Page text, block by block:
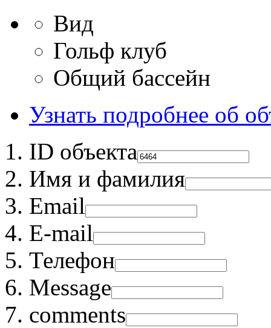
Вид
Гольф клуб
Общий бассейн
Узнать подробнее об
ID объекта
Имя и фамилия
Email
E-mail
Телефон
Message
comments